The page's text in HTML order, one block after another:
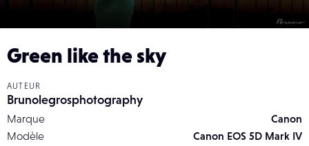
Green like the sky
AUTEUR
Brunolegrosphotography
Marque
Canon
Modèle
Canon EOS 5D Mark IV